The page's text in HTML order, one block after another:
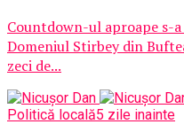
Countdown-ul aproape s-
Domeniul Stirbey din
zeci de...
Politică locală5 zile inainte